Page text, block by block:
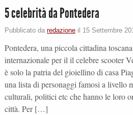
5 celebrità da Pontedera
Pubblicato da redazione il 15 Settembre
Pontedera, una piccola cittadina
internazionale per il il celebre scooter
è solo la patria del gioiellino di casa
una lista di personaggi famosi a livello
culturali, politici etc che hanno le loro
città. Per […]